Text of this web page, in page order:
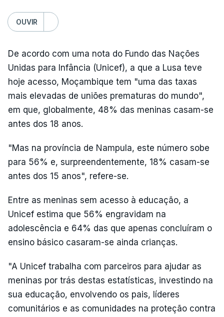
OUVIR
De acordo com uma nota do Fundo das Nações
Unidas para Infância (Unicef), a que a Lusa teve
hoje acesso, Moçambique tem "uma das taxas
mais elevadas de uniões prematuras do mundo",
em que, globalmente, 48% das meninas casam-se
antes dos 18 anos.
"Mas na província de Nampula, este número sobe
para 56% e, surpreendentemente, 18% casam-se
antes dos 15 anos", refere-se.
Entre as meninas sem acesso à educação, a
Unicef estima que 56% engravidam na
adolescência e 64% das que apenas concluíram o
ensino básico casaram-se ainda crianças.
"A Unicef trabalha com parceiros para ajudar as
meninas por trás destas estatísticas, investindo na
sua educação, envolvendo os pais, líderes
comunitários e as comunidades na proteção contra